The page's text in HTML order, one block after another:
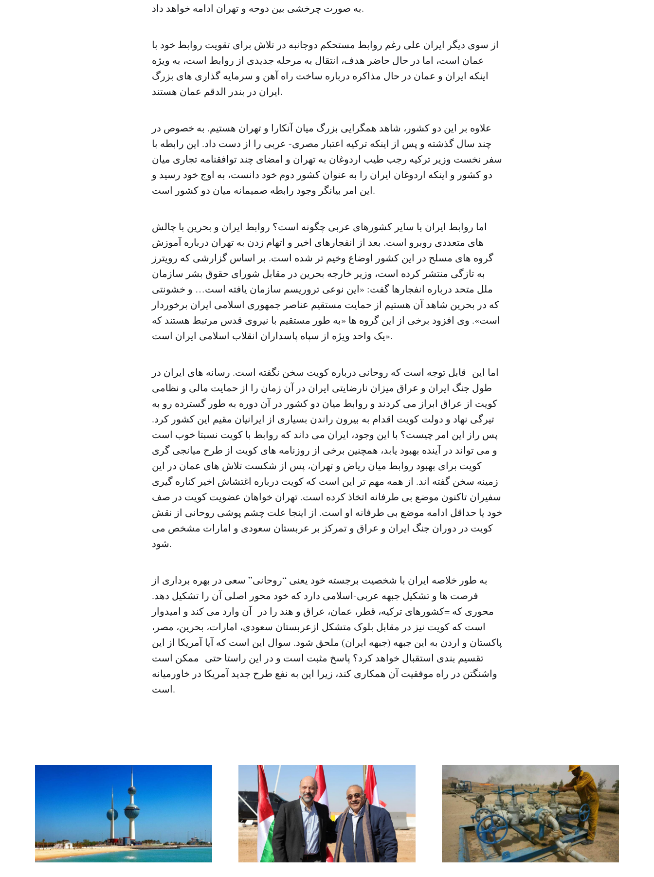
به صورت چرخشی بین دوحه و تهران ادامه خواهد داد.
از سوی دیگر ایران علی رغم روابط مستحکم دوجانبه در تلاش برای تقویت روابط خود با
عمان است، اما در حال حاضر هدف، انتقال به مرحله جدیدی از روابط است، به ویژه
اینکه ایران و عمان در حال مذاکره درباره ساخت راه آهن و سرمایه گذاری های بزرگ
ایران در بندر الدقم عمان هستند.
علاوه بر این دو کشور، شاهد همگرایی بزرگ میان آنکارا و تهران هستیم. به خصوص در
چند سال گذشته و پس از اینکه ترکیه اعتبار مصری- عربی را از دست داد. این رابطه با
سفر نخست وزیر ترکیه رجب طیب اردوغان به تهران و امضای چند توافقنامه تجاری میان
دو کشور و اینکه اردوغان ایران را به عنوان کشور دوم خود دانست، به اوج خود رسید و
این امر بیانگر وجود رابطه صمیمانه میان دو کشور است.
اما روابط ایران با سایر کشورهای عربی چگونه است؟ روابط ایران و بحرین با چالش
های متعددی روبرو است. بعد از انفجارهای اخیر و اتهام زدن به تهران درباره آموزش
گروه های مسلح در این کشور اوضاع وخیم تر شده است. بر اساس گزارشی که رویترز
به تازگی منتشر کرده است، وزیر خارجه بحرین در مقابل شورای حقوق بشر سازمان
ملل متحد درباره انفجارها گفت‌: «این نوعی تروریسم سازمان یافته است… و خشونتی
که در بحرین شاهد آن هستیم از حمایت مستقیم عناصر جمهوری اسلامی ایران برخوردار
است». وی افزود برخی از این گروه ها «به طور مستقیم با نیروی قدس مرتبط هستند که
یک واحد ویژه از سپاه پاسداران انقلاب اسلامی ایران است».
اما این قابل توجه است که روحانی درباره کویت سخن نگفته است. رسانه های ایران در
طول جنگ ایران و عراق میزان نارضایتی ایران در آن زمان را از حمایت مالی و نظامی
کویت از عراق ابراز می کردند و روابط میان دو کشور در آن دوره به طور گسترده رو به
تیرگی نهاد و دولت کویت اقدام به بیرون راندن بسیاری از ایرانیان مقیم این کشور کرد.
پس راز این امر چیست؟ با این وجود، ایران می داند که روابط با کویت نسبتا خوب است
و می تواند در آینده بهبود یابد، همچنین برخی از روزنامه های کویت از طرح میانجی گری
کویت برای بهبود روابط میان ریاض و تهران، پس از شکست تلاش های عمان در این
زمینه سخن گفته اند. از همه مهم تر این است که کویت درباره اغتشاش اخیر کناره گیری
سفیران تاکنون موضع بی طرفانه اتخاذ کرده است. تهران خواهان عضویت کویت در صف
خود یا حداقل ادامه موضع بی طرفانه او است. از اینجا علت چشم پوشی روحانی از نقش
کویت در دوران جنگ ایران و عراق و تمرکز بر عربستان سعودی و امارات مشخص می
شود.
به طور خلاصه ایران با شخصیت برجسته خود یعنی “روحانی” سعی در بهره برداری از
فرصت ها و تشکیل جبهه عربی-اسلامی دارد که خود محور اصلی آن را تشکیل دهد.
محوری که =کشورهای ترکیه، قطر، عمان، عراق و هند را در آن وارد می کند و امیدوار
است که کویت نیز در مقابل بلوک متشکل ازعربستان سعودی، امارات، بحرین، مصر،
پاکستان و اردن به این جبهه (جبهه ایران) ملحق شود. سوال این است که آیا آمریکا از این
تقسیم بندی استقبال خواهد کرد؟ پاسخ مثبت است و در این راستا حتی ممکن است
واشنگتن در راه موفقیت آن همکاری کند، زیرا این به نفع طرح جدید آمریکا در خاورمیانه
است.